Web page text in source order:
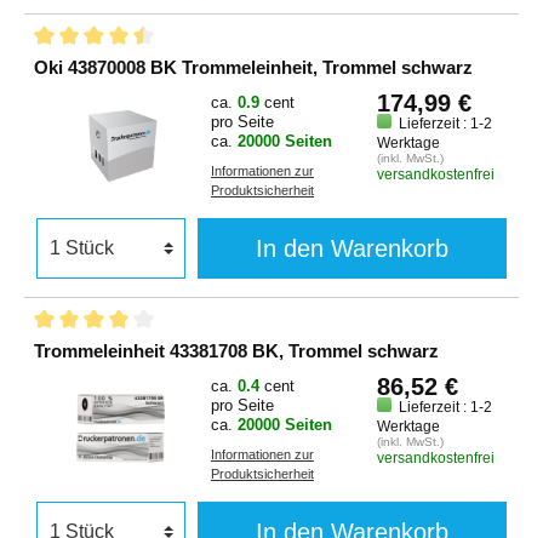
Oki 43870008 BK Trommeleinheit, Trommel schwarz
ca. 0.9 cent
pro Seite
ca. 20000 Seiten
Informationen zur
Produktsicherheit
174,99 €
Lieferzeit : 1-2
Werktage
(inkl. MwSt.)
versandkostenfrei
In den Warenkorb
Trommeleinheit 43381708 BK, Trommel schwarz
ca. 0.4 cent
pro Seite
ca. 20000 Seiten
Informationen zur
Produktsicherheit
86,52 €
Lieferzeit : 1-2
Werktage
(inkl. MwSt.)
versandkostenfrei
In den Warenkorb